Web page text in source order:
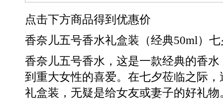
点击下方商品得到优惠价
香奈儿五号香水礼盒装（经典50ml）
香奈儿五号香水，这是一款经典的香
到重大女性的喜爱。在七夕莅临之际
礼盒装，无疑是给女友或妻子的好礼